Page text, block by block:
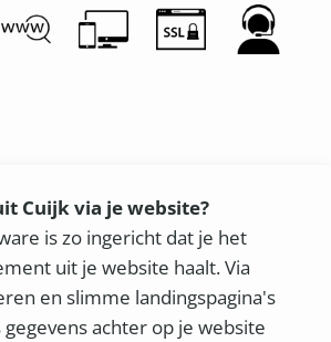
Cuijk via je website?
is zo ingericht dat je het
uit je website haalt. Via
en slimme landingspagina's
achter op je website